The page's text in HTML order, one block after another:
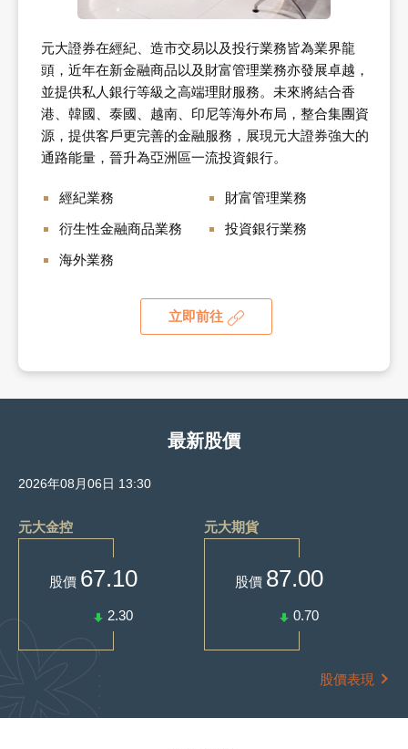
元大證券在經紀、造市交易以及投行業務皆為業界龍
頭，近年在新金融商品以及財富管理業務亦發展卓越，
並提供私人銀行等級之高端理財服務。未來將結合香
港、韓國、泰國、越南、印尼等海外布局，整合集團資
源，提供客戶更完善的金融服務，展現元大證券強大的
通路能量，晉升為亞洲區一流投資銀行。
經紀業務
財富管理業務
衍生性金融商品業務
投資銀行業務
海外業務
立即前往
最新股價
2026年08月06日 13:30
元大金控
股價 67.10
2.30
元大期貨
股價 87.00
0.70
股價表現